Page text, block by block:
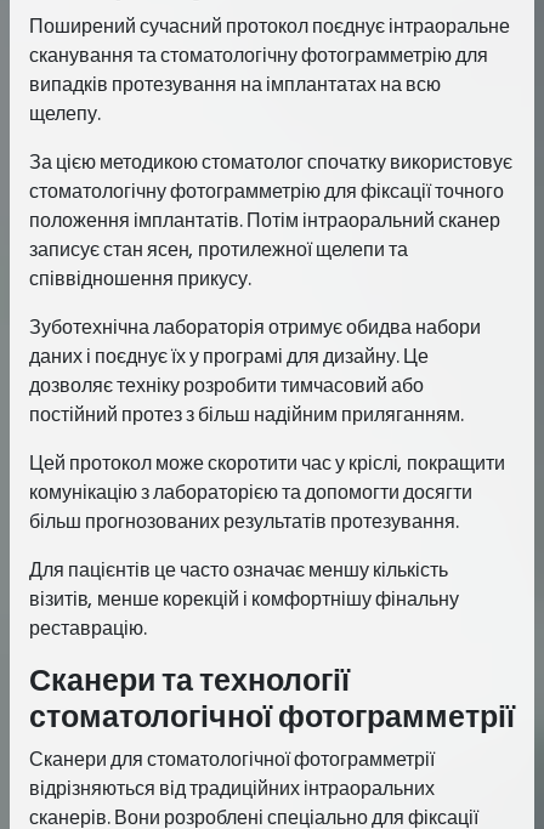
Поширений сучасний протокол поєднує інтраоральне
сканування та стоматологічну фотограмметрію для
випадків протезування на імплантатах на всю
щелепу.
За цією методикою стоматолог спочатку використовує
стоматологічну фотограмметрію для фіксації точного
положення імплантатів. Потім інтраоральний сканер
записує стан ясен, протилежної щелепи та
співвідношення прикусу.
Зуботехнічна лабораторія отримує обидва набори
даних і поєднує їх у програмі для дизайну. Це
дозволяє техніку розробити тимчасовий або
постійний протез з більш надійним приляганням.
Цей протокол може скоротити час у кріслі, покращити
комунікацію з лабораторією та допомогти досягти
більш прогнозованих результатів протезування.
Для пацієнтів це часто означає меншу кількість
візитів, менше корекцій і комфортнішу фінальну
реставрацію.
Сканери та технології
стоматологічної фотограмметрії
Сканери для стоматологічної фотограмметрії
відрізняються від традиційних інтраоральних
сканерів. Вони розроблені спеціально для фіксації